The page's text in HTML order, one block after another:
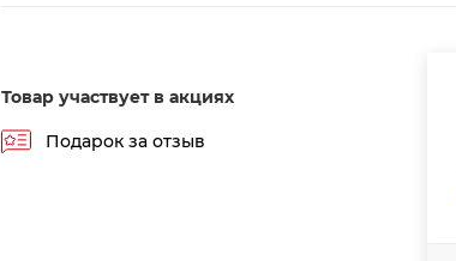
Товар участвует в акциях
Подарок за отзыв